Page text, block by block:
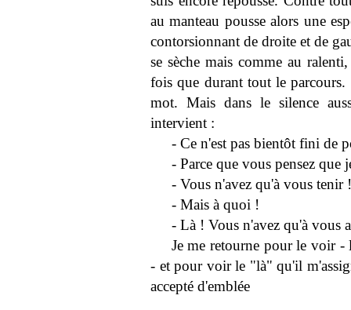
au manteau pousse alors une
contorsionnant de droite et de
se sèche mais comme au
fois que durant tout le
mot. Mais dans le silence
intervient :
- Ce n'est pas bientôt fini de
- Parce que vous pensez que
- Vous n'avez qu'à vous tenir !
- Mais à quoi !
- Là ! Vous n'avez qu'à vous
Je me retourne pour le voir -
- et pour voir le "là" qu'il
accepté d'emblée